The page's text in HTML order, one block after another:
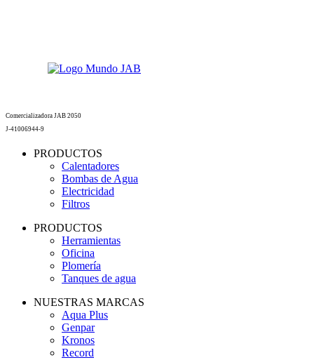
Comercializadora JAB 2050
J-41006944-9
PRODUCTOS
Calentadores
Bombas de Agua
Electricidad
Filtros
PRODUCTOS
Herramientas
Oficina
Plomería
Tanques de agua
NUESTRAS MARCAS
Aqua Plus
Genpar
Kronos
Record